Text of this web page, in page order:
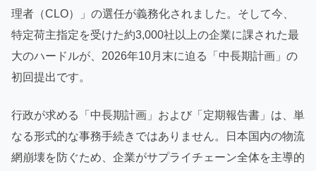
理者（CLO）」の選任が義務化されました。そして今、
特定荷主指定を受けた約3,000社以上の企業に課された最
大のハードルが、2026年10月末に迫る「中長期計画」の
初回提出です。
行政が求める「中長期計画」および「定期報告書」は、単
なる形式的な事務手続きではありません。日本国内の物流
網崩壊を防ぐため、企業がサプライチェーン全体を主導的